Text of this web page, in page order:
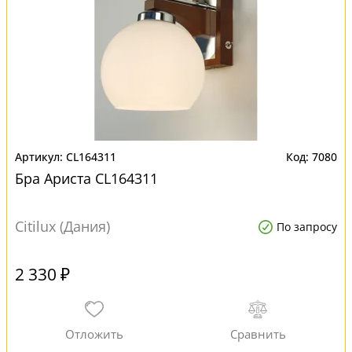
CL164311 7080
Бра Ариста CL164311
Citilux (Дания) По запросу
2 330 ₽